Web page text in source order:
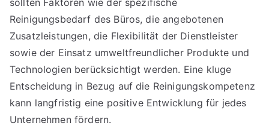
sollten Faktoren wie der spezifische
Reinigungsbedarf des Büros, die angebotenen
Zusatzleistungen, die Flexibilität der Dienstleister
sowie der Einsatz umweltfreundlicher Produkte und
Technologien berücksichtigt werden. Eine kluge
Entscheidung in Bezug auf die Reinigungskompetenz
kann langfristig eine positive Entwicklung für jedes
Unternehmen fördern.